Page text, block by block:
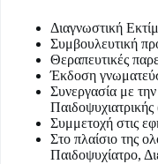
Διαγνωστική
Συμβουλευτική
Θεραπευτικές
Έκδοση
Συνεργασία με
Συμμετοχή στις
Στο πλαίσιο της
Παιδοψυχίατρο,